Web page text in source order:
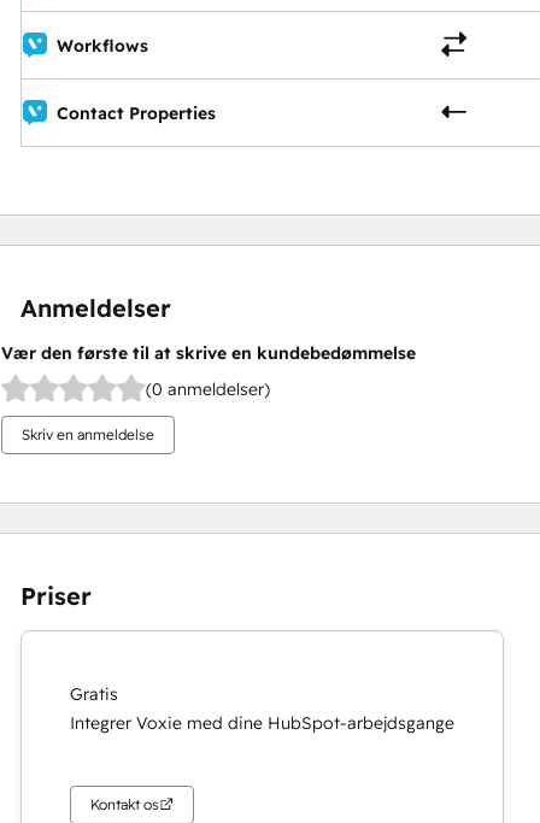
Workflows
Contact Properties
Anmeldelser
Vær den første til at skrive en kundebedømmelse
(0 anmeldelser)
Skriv en anmeldelse
Priser
Gratis
Integrer Voxie med dine HubSpot-arbejdsgange
Kontakt os